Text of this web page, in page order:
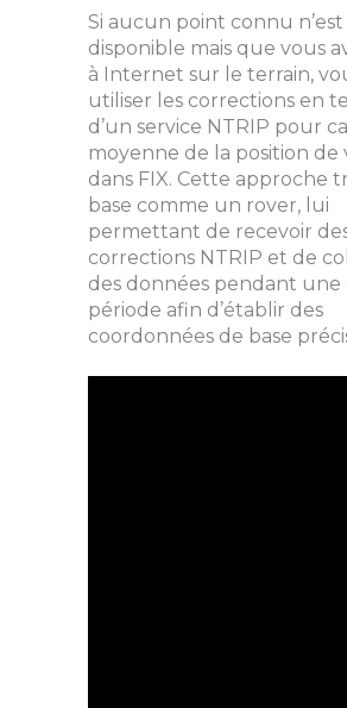
Si aucun point connu n’est
disponible mais que vous
à Internet sur le terrain,
utiliser les corrections en
d’un service NTRIP pour
moyenne de la position de
dans FIX. Cette approche
base comme un rover, lui
permettant de recevoir
corrections NTRIP et de
des données pendant
période afin d’établir des
coordonnées de base